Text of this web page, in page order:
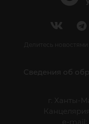
Делитесь
Сведения об
г. Ханты-
e-mail: